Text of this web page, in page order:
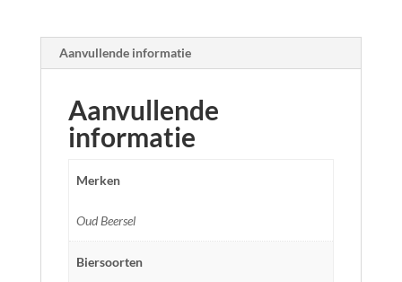
Aanvullende informatie
Aanvullende
informatie
Merken
Oud Beersel
Biersoorten